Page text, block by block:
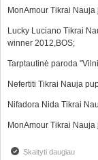
MonAmour Tikrai
Lucky Luciano Tikrai
winner 2012,BOS;
Tarptautinė paroda
Nefertiti Tikrai Nauja
Nifadora Nida Tikrai
MonAmour Tikrai
Skaityti daugiauapie